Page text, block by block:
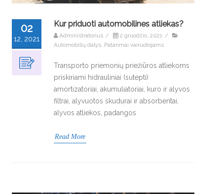
02
12, 2021
Kur priduoti automobilines atliekas?
Administratorius / 2 gruodžio, 2021 /
Automobilių dalys, Patarimai vairuotojams
Transporto priemonių priežiūros atliekoms
priskiriami hidrauliniai (sutepti)
amortizatoriai, akumuliatoriai, kuro ir alyvos
filtrai, alyvuotos skudurai ir absorbentai,
alyvos atliekos, padangos
Read More